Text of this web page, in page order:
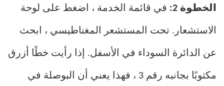
الخطوة 2: في قائمة الخدمة ، اضغط على لوحة
الاستشعار. تحت المستشعر المغناطيسي ، ابحث
عن الدائرة السوداء في الأسفل. إذا رأيت خطًا أزرق
مكتوبًا بجانبه رقم 3 ، فهذا يعني أن البوصلة في